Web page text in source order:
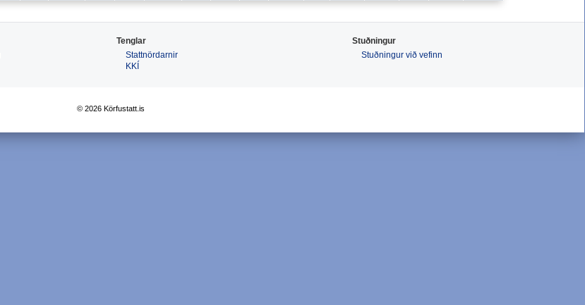
Tenglar
Stattnördarnir
KKÍ
Stuðningur
Stuðningur við vefinn
© 2026 Körfustatt.is